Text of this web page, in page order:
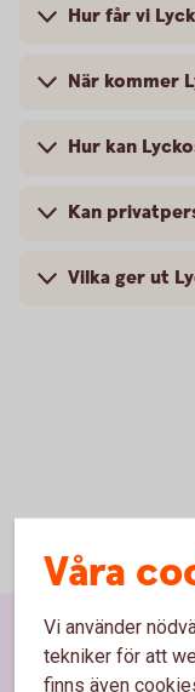
Hur får vi
När kommer
Hur kan
Kan
Vilka ger ut
Våra
Vi använder
tekniker för att
finns även
Sidfot